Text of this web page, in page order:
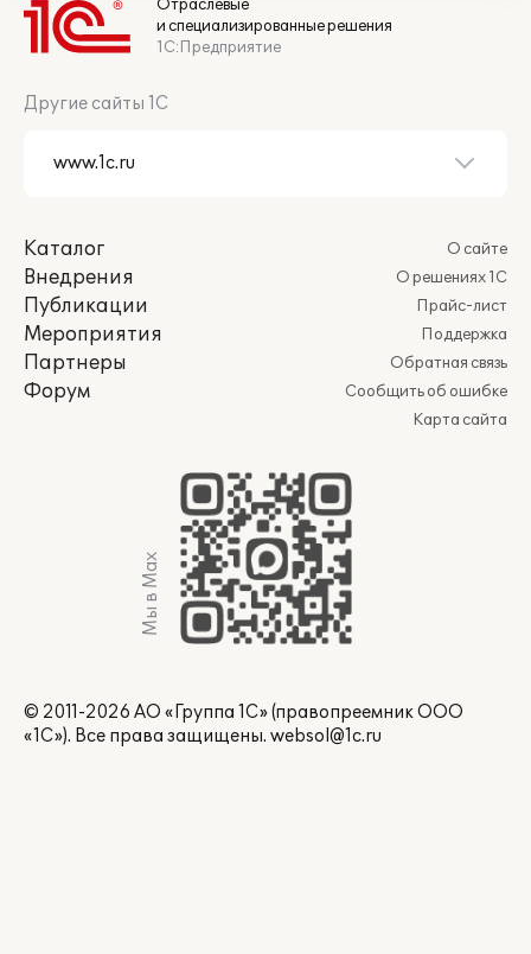
Отраслевые
и специализированные решения
1С:Предприятие
Другие сайты 1С
Каталог
Внедрения
Публикации
Мероприятия
Партнеры
Форум
О сайте
О решениях 1С
Прайс-лист
Поддержка
Обратная связь
Сообщить об ошибке
Карта сайта
Мы в Max
© 2011-2026 АО «Группа 1С» (правопреемник ООО
«1С»). Все права защищены. websol@1c.ru